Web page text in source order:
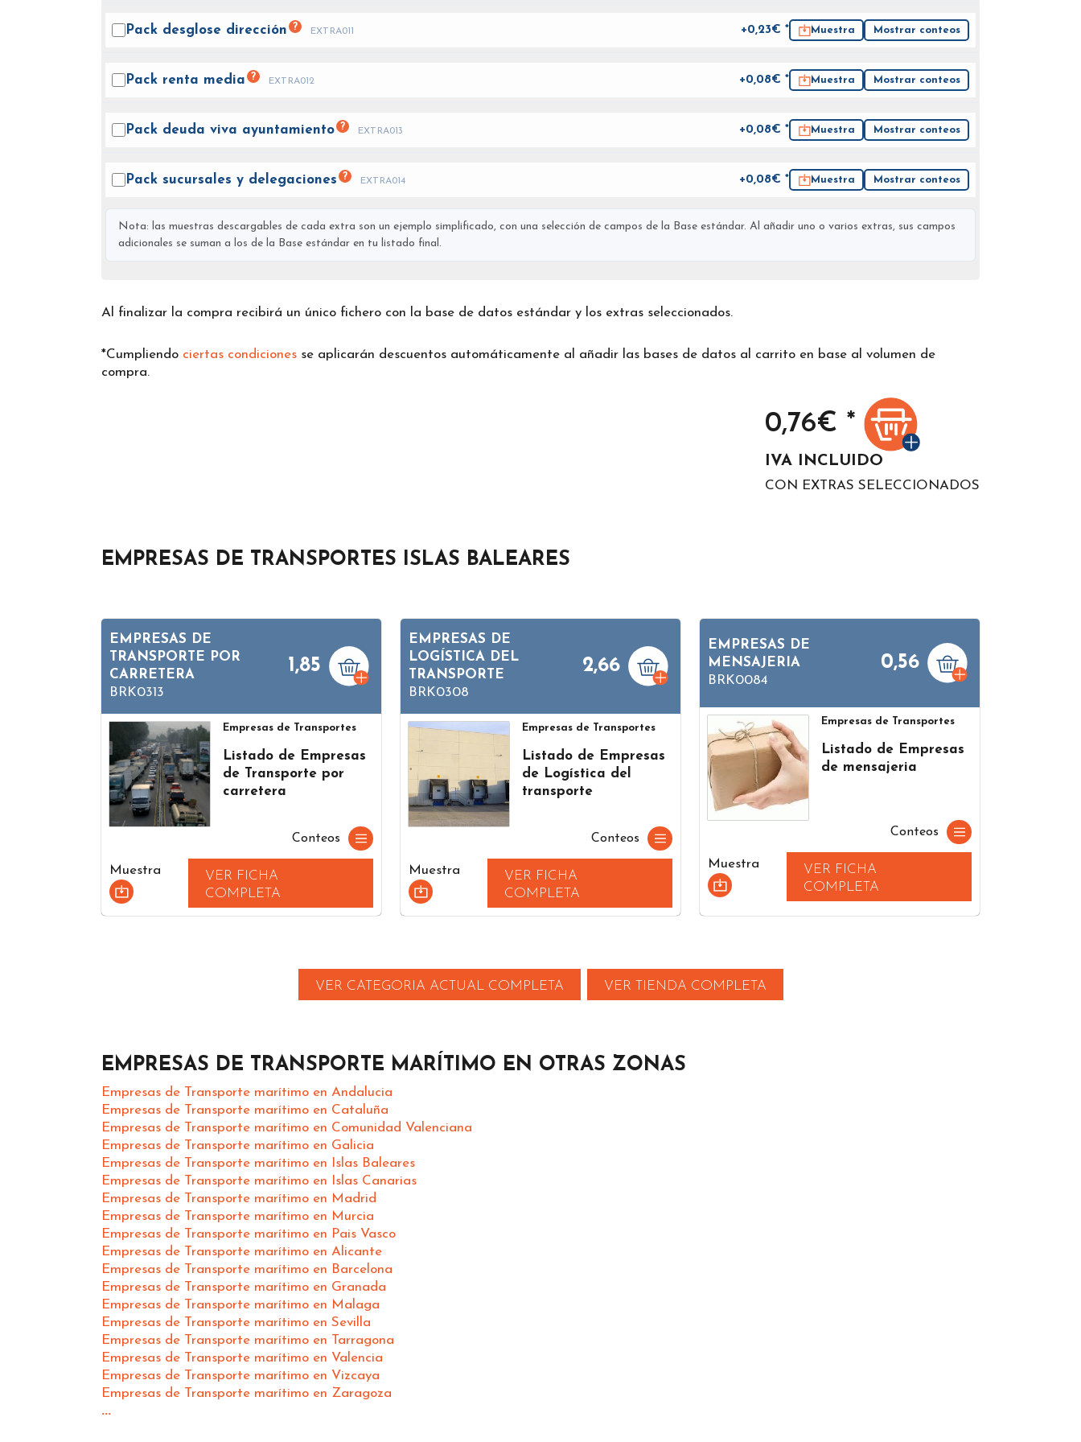
Pack desglose dirección ? EXTRA011 +0,23€ * Muestra Mostrar conteos
Pack renta media ? EXTRA012 +0,08€ * Muestra Mostrar conteos
Pack deuda viva ayuntamiento ? EXTRA013 +0,08€ * Muestra Mostrar conteos
Pack sucursales y delegaciones ? EXTRA014 +0,08€ * Muestra Mostrar conteos
Nota: las muestras descargables de cada extra son un ejemplo simplificado, con una selección de campos de la Base estándar. Al añadir uno o varios extras, sus campos
adicionales se suman a los de la Base estándar en tu listado final.
Al finalizar la compra recibirá un único fichero con la base de datos estándar y los extras seleccionados.
*Cumpliendo ciertas condiciones se aplicarán descuentos automáticamente al añadir las bases de datos al carrito en base al volumen de
compra.
0,76€ *
IVA INCLUIDO
CON EXTRAS SELECCIONADOS
EMPRESAS DE TRANSPORTES ISLAS BALEARES
EMPRESAS DE
TRANSPORTE POR
CARRETERA
BRK0313
1,85
Empresas de Transportes
Listado de Empresas
de Transporte por
carretera
Conteos
Muestra
VER FICHA
COMPLETA
EMPRESAS DE
LOGÍSTICA DEL
TRANSPORTE
BRK0308
2,66
Empresas de Transportes
Listado de Empresas
de Logística del
transporte
Conteos
Muestra
VER FICHA
COMPLETA
EMPRESAS DE
MENSAJERIA
BRK0084
0,56
Empresas de Transportes
Listado de Empresas
de mensajeria
Conteos
Muestra
VER FICHA
COMPLETA
VER CATEGORIA ACTUAL COMPLETA VER TIENDA COMPLETA
EMPRESAS DE TRANSPORTE MARÍTIMO EN OTRAS ZONAS
Empresas de Transporte marítimo en Andalucia
Empresas de Transporte marítimo en Cataluña
Empresas de Transporte marítimo en Comunidad Valenciana
Empresas de Transporte marítimo en Galicia
Empresas de Transporte marítimo en Islas Baleares
Empresas de Transporte marítimo en Islas Canarias
Empresas de Transporte marítimo en Madrid
Empresas de Transporte marítimo en Murcia
Empresas de Transporte marítimo en Pais Vasco
Empresas de Transporte marítimo en Alicante
Empresas de Transporte marítimo en Barcelona
Empresas de Transporte marítimo en Granada
Empresas de Transporte marítimo en Malaga
Empresas de Transporte marítimo en Sevilla
Empresas de Transporte marítimo en Tarragona
Empresas de Transporte marítimo en Valencia
Empresas de Transporte marítimo en Vizcaya
Empresas de Transporte marítimo en Zaragoza
...